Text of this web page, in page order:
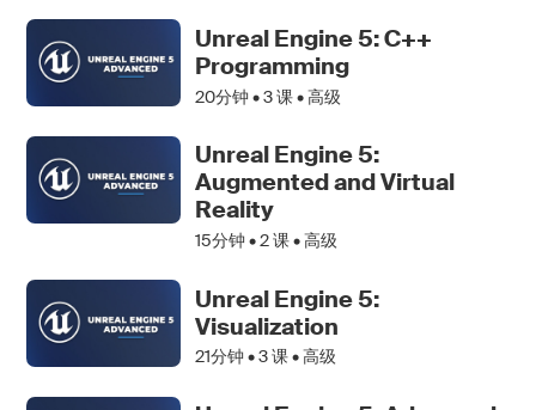
Unreal Engine 5: C++
Programming
20分钟 •3课 • 高级
Unreal Engine 5:
Augmented and Virtual
Reality
15分钟 •2课 • 高级
Unreal Engine 5:
Visualization
21分钟 •3课 • 高级